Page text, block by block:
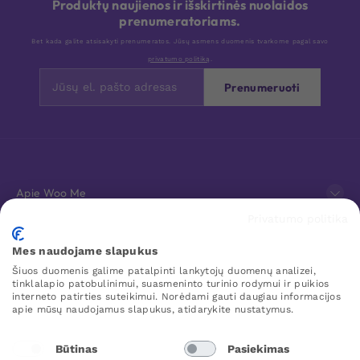
Produktų naujienos ir išskirtinės nuolaidos
prenumeratoriams.
Bet kada galite atsisakyti prenumeratos. Jūsų asmens duomenis tvarkome pagal savo
privatumo politiką .
Prenumeruoti
Apie Woo Me
Klientų aptarnavimas
Mėgstamiausi
WOO ME
Mes naudojame slapukus
Šiuos duomenis galime patalpinti lankytojų duomenų analizei,
tinklalapio patobulinimui, suasmeninto turinio rodymui ir puikios
interneto patirties suteikimui. Norėdami gauti daugiau informacijos
apie mūsų naudojamus slapukus, atidarykite nustatymus.
Būtinas Pasiekimas